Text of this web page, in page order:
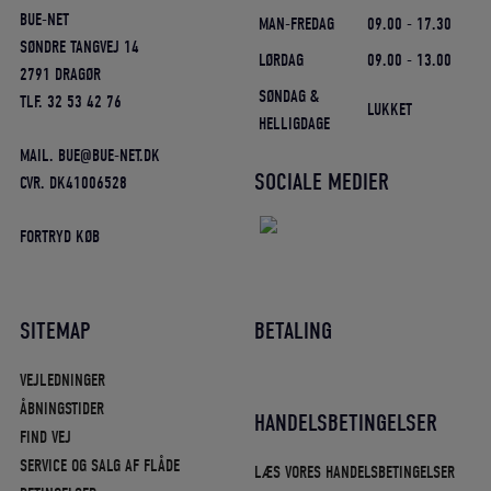
BUE-NET
SØNDRE TANGVEJ 14
2791 DRAGØR
TLF. 32 53 42 76
MAIL. BUE@BUE-NET.DK
CVR. DK41006528
FORTRYD KØB
MAN-FREDAG
09.00 - 17.30
LØRDAG
09.00 - 13.00
SØNDAG &
HELLIGDAGE
LUKKET
SOCIALE MEDIER
SITEMAP
VEJLEDNINGER
ÅBNINGSTIDER
FIND VEJ
SERVICE OG SALG AF FLÅDE
BETALING
HANDELSBETINGELSER
LÆS VORES HANDELSBETINGELSER